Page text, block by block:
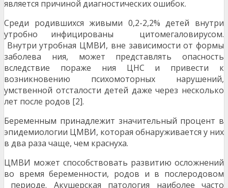
является причиной диагностических ошибок.
Среди родившихся живыми 0,2-2,2% детей внутри
утробно инфицированы цитомегаловирусом.
Внутри утробная ЦМВИ, вне зависимости от формы
заболева ния, может представлять опасность
вследствие пораже ния ЦНС и привести к
возникновению психомоторных нарушений,
умственной отсталости детей даже через несколько
лет после родов [2].
Беременным принадлежит значительный процент в
эпидемиологии ЦМВИ, которая обнаруживается у них
в два раза чаще, чем краснуха.
ЦМВИ может способствовать развитию осложнений
во время беременности, родов и в послеродовом
периоде. Акушерская патология наиболее часто